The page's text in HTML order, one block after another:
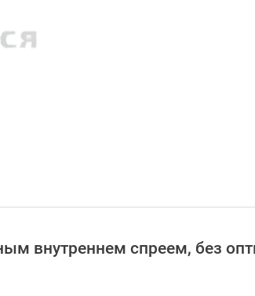
внутреннем спреем, без